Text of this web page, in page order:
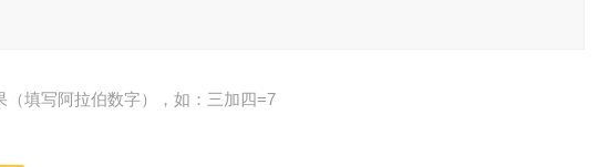
（填写阿拉伯数字），如：三加四=7